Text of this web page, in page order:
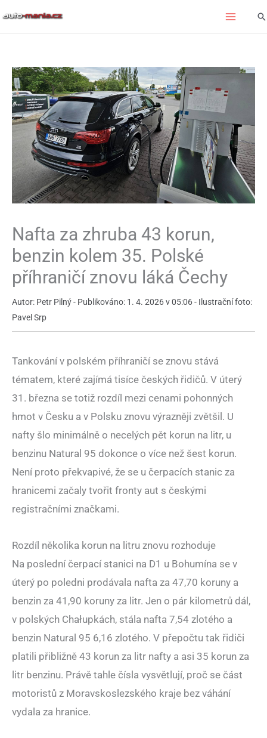
Nafta za zhruba 43 korun,
benzin kolem 35. Polské
příhraničí znovu láká Čechy
Autor: Petr Pilný - Publikováno: 1. 4. 2026 v 05:06 - Ilustrační foto:
Pavel Srp
Tankování v polském příhraničí se znovu stává
tématem, které zajímá tisíce českých řidičů. V úterý
31. března se totiž rozdíl mezi cenami pohonných
hmot v Česku a v Polsku znovu výrazněji zvětšil. U
nafty šlo minimálně o necelých pět korun na litr, u
benzinu Natural 95 dokonce o více než šest korun.
Není proto překvapivé, že se u čerpacích stanic za
hranicemi začaly tvořit fronty aut s českými
registračními značkami.
Rozdíl několika korun na litru znovu rozhoduje
Na poslední čerpací stanici na D1 u Bohumína se v
úterý po poledni prodávala nafta za 47,70 koruny a
benzin za 41,90 koruny za litr. Jen o pár kilometrů dál,
v polských Chałupkách, stála nafta 7,54 zlotého a
benzin Natural 95 6,16 zlotého. V přepočtu tak řidiči
platili přibližně 43 korun za litr nafty a asi 35 korun za
litr benzinu. Právě tahle čísla vysvětlují, proč se část
motoristů z Moravskoslezského kraje bez váhání
vydala za hranice.